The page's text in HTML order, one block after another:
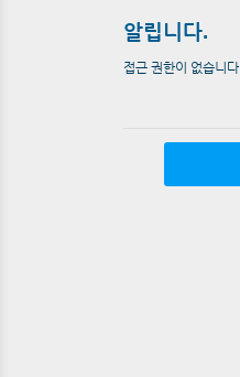
알립니다.
접근 권한이 없습니다.